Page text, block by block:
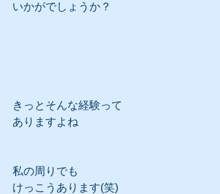
いかがでしょうか？
きっとそんな経験って
ありますよね
私の周りでも
けっこうあります(笑)